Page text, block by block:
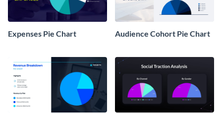
Expenses Pie Chart Audience Cohort Pie Chart